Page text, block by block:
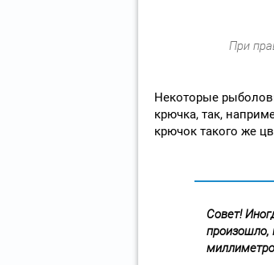
При
Некоторые
крючка, так,
крючок такого же
Совет!
произошло,